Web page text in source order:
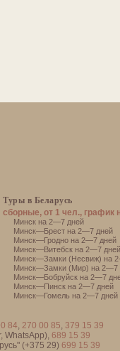
84, 270 00 85, 379 15 39
WhatsApp), 689 15 39
(+375 29) 699 15 39
Туры в Беларусь
сборные, от 1 чел., график
Минск на 2—7 дней
Минск—Брест на 2—7 дней
Минск—Гродно на 2—7 дней
Минск—Витебск на 2—7 дней
Минск—Замки (Несвиж) на
Минск—Замки (Мир) на 2—7
Минск—Бобруйск на 2—7
Минск—Пинск на 2—7 дней
Минск—Гомель на 2—7 дней